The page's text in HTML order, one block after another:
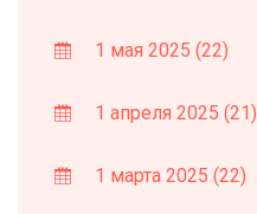
1 мая 2025 (22)
1 апреля 2025 (21)
1 марта 2025 (22)